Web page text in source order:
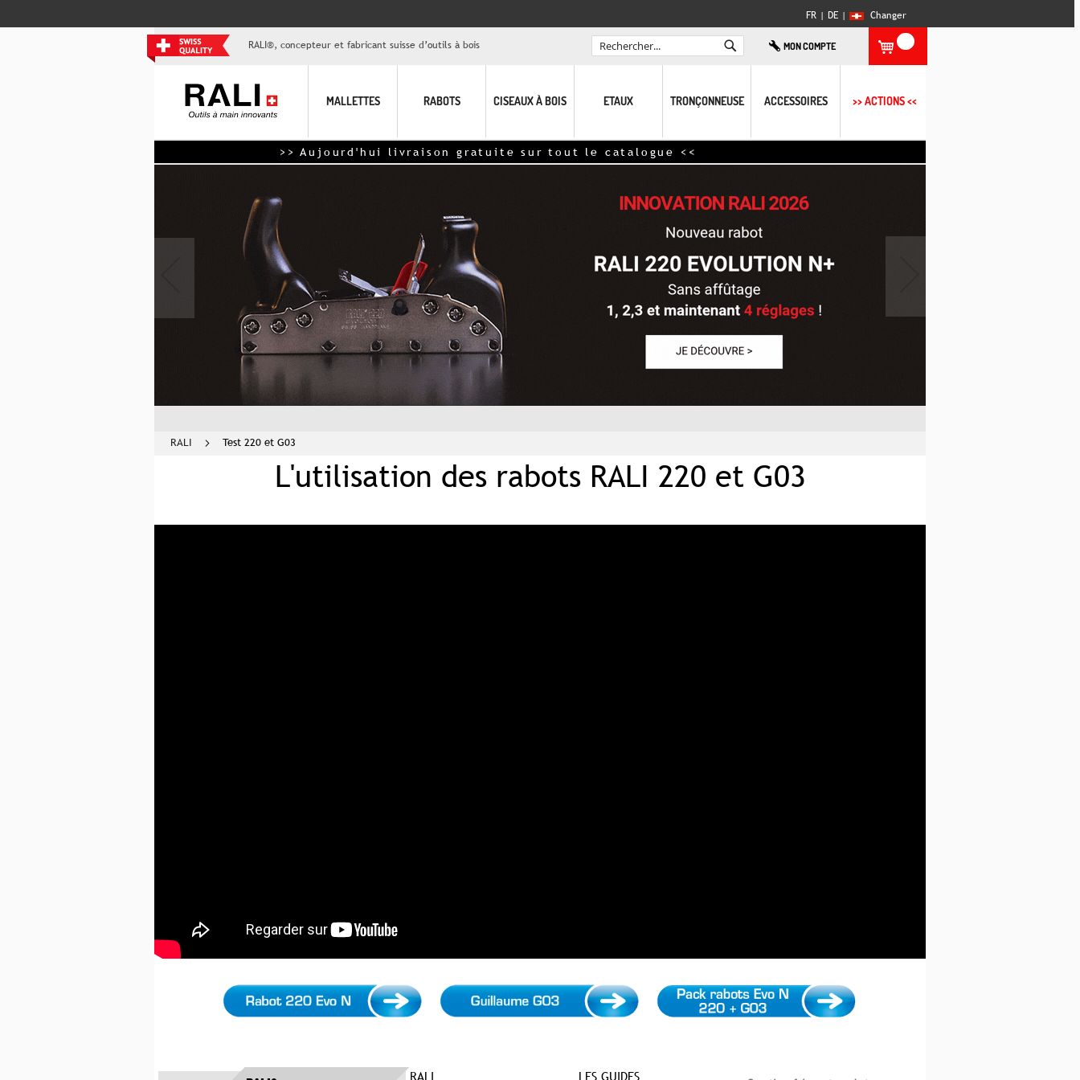
FR | DE | Changer
RALI®, concepteur et fabricant suisse d’outils à bois
Rechercher
MON COMPTE
MALLETTES RABOTS CISEAUX À BOIS ETAUX TRONÇONNEUSE ACCESSOIRES >> ACTIONS <<
>> Aujourd'hui livraison gratuite sur tout le catalogue <<
RALI Test 220 et G03
L'utilisation des rabots RALI 220 et G03
RALI LES GUIDES